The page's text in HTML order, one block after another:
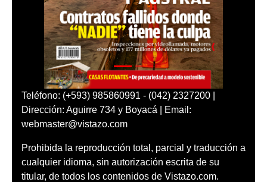
Teléfono: (+593) 985860991 - (042) 2327200 |
Dirección: Aguirre 734 y Boyacá | Email:
webmaster@vistazo.com
Prohibida la reproducción total, parcial y traducción a
cualquier idioma, sin autorización escrita de su
titular, de todos los contenidos de Vistazo.com.